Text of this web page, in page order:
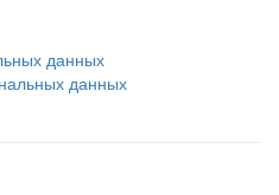
данных
данных